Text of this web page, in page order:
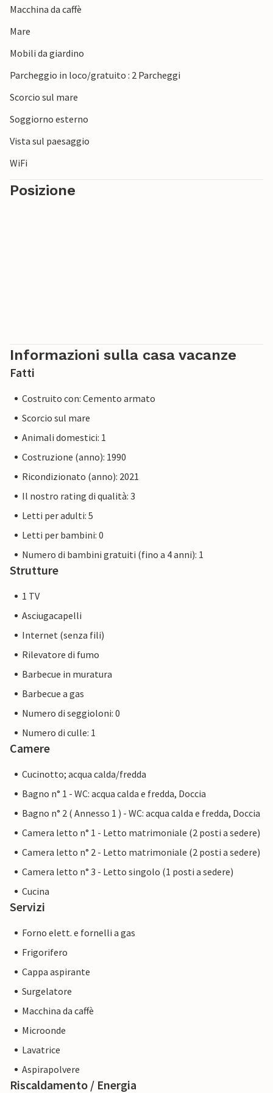
Macchina da caffè
Mare
Mobili da giardino
Parcheggio in loco/gratuito : 2 Parcheggi
Scorcio sul mare
Soggiorno esterno
Vista sul paesaggio
WiFi
Posizione
Informazioni sulla casa vacanze
Fatti
Costruito con: Cemento armato
Scorcio sul mare
Animali domestici: 1
Costruzione (anno): 1990
Ricondizionato (anno): 2021
Il nostro rating di qualità: 3
Letti per adulti: 5
Letti per bambini: 0
Numero di bambini gratuiti (fino a 4 anni): 1
Strutture
1 TV
Asciugacapelli
Internet (senza fili)
Rilevatore di fumo
Barbecue in muratura
Barbecue a gas
Numero di seggioloni: 0
Numero di culle: 1
Camere
Cucinotto; acqua calda/fredda
Bagno n° 1 - WC: acqua calda e fredda, Doccia
Bagno n° 2 ( Annesso 1 ) - WC: acqua calda e fredda, Doccia
Camera letto n° 1 - Letto matrimoniale (2 posti a sedere)
Camera letto n° 2 - Letto matrimoniale (2 posti a sedere)
Camera letto n° 3 - Letto singolo (1 posti a sedere)
Cucina
Servizi
Forno elett. e fornelli a gas
Frigorifero
Cappa aspirante
Surgelatore
Macchina da caffè
Microonde
Lavatrice
Aspirapolvere
Riscaldamento / Energia